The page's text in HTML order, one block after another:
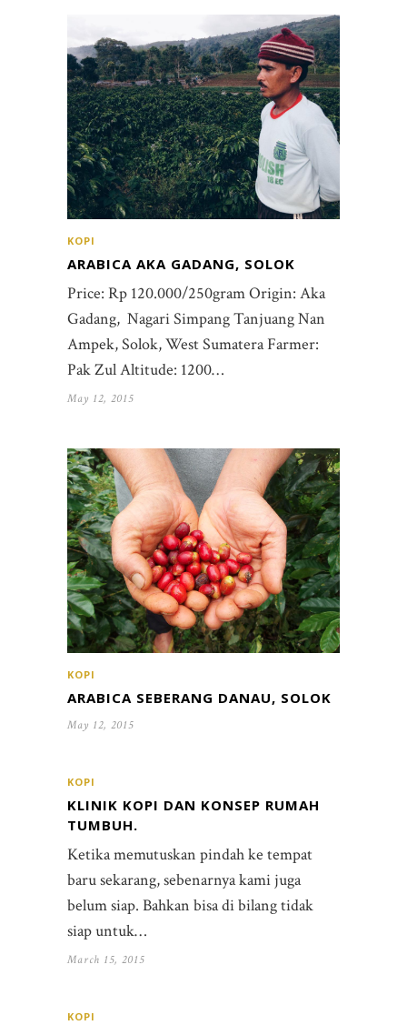
KOPI
ARABICA AKA GADANG, SOLOK
Price: Rp 120.000/250gram Origin: Aka
Gadang, Nagari Simpang Tanjuang Nan
Ampek, Solok, West Sumatera Farmer:
Pak Zul Altitude: 1200…
May 12, 2015
KOPI
ARABICA SEBERANG DANAU, SOLOK
May 12, 2015
KOPI
KLINIK KOPI DAN KONSEP RUMAH
TUMBUH.
Ketika memutuskan pindah ke tempat
baru sekarang, sebenarnya kami juga
belum siap. Bahkan bisa di bilang tidak
siap untuk…
March 15, 2015
KOPI